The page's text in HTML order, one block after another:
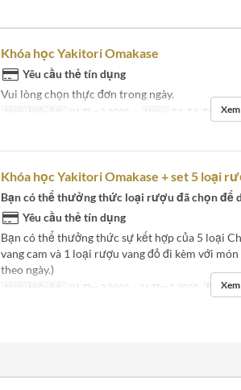
Khóa học Yakitori Omakase
Yêu cầu thẻ tín dụng
Vui lòng chọn thực đơn trong ngày.
Ngày Hiệu lực 01 Thg 2 2025 ~ Ngày T3, T4, T5, T6,
Khóa học Yakitori Omakase + set 5 loại
Bạn có thể thưởng thức loại rượu đã chọn để
Yêu cầu thẻ tín dụng
Bạn có thể thưởng thức sự kết hợp của 5 loại
vang cam và 1 loại rượu vang đỏ đi kèm với
theo ngày.)
Ngày Hiệu lực 01 Thg 2 2025 ~ 31 Thg 5 2025 Bữa